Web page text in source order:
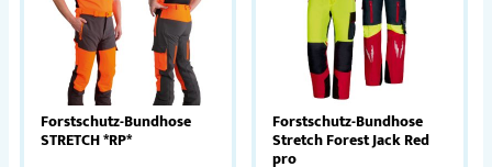
Forstschutz-Bundhose
STRETCH *RP*
Forstschutz-Bundhose
Stretch Forest Jack Red
pro